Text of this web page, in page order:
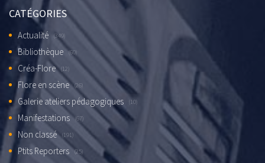
CATÉGORIES
Actualité (349)
Bibliothèque (60)
Créa-Flore (12)
Flore en scène (26)
Galerie ateliers pédagogiques (10)
Manifestations (67)
Non classé (191)
Ptits Reporters (25)